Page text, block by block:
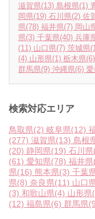
滋賀県(13) 島根県(1)
岡県(19) 石川県(2) 佐
県(78) 福井県(7) 岡山
県(3) 千葉県(40) 兵庫
(11) 山口県(7) 茨城県
(4) 山形県(1) 栃木県(6)
群馬県(9) 沖縄県(6) 愛
検索対応エリア
鳥取県(2) 岐阜県(12)
(277) 滋賀県(13) 島根
(20) 静岡県(19) 石川県
(61) 愛知県(78) 福井県
県(16) 熊本県(3) 千葉
県(8) 奈良県(11) 山口
(3) 和歌山県(4) 山形県
(12) 福島県(6) 群馬県